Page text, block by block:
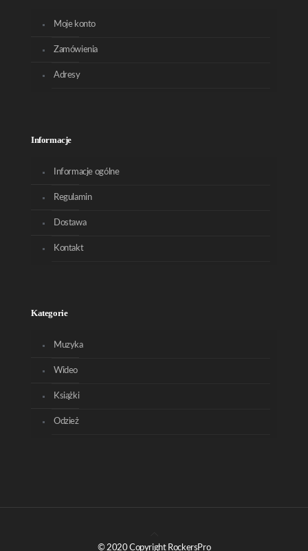
Moje konto
Zamówienia
Adresy
Informacje
Informacje ogólne
Regulamin
Dostawa
Kontakt
Kategorie
Muzyka
Wideo
Książki
Odzież
© 2020 Copyright RockersPro